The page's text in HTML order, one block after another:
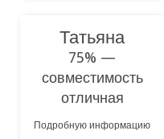
Татьяна
75% —
совместимость
отличная
Подробную информацию